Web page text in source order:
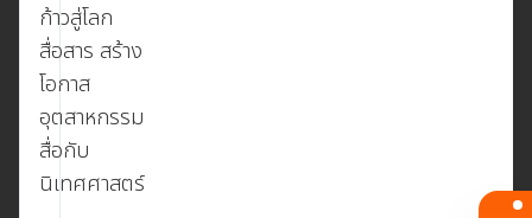
ก้าวสู่โลก
สื่อสาร สร้าง
โอกาส
อุตสาหกรรม
สื่อกับ
นิเทศศาสตร์